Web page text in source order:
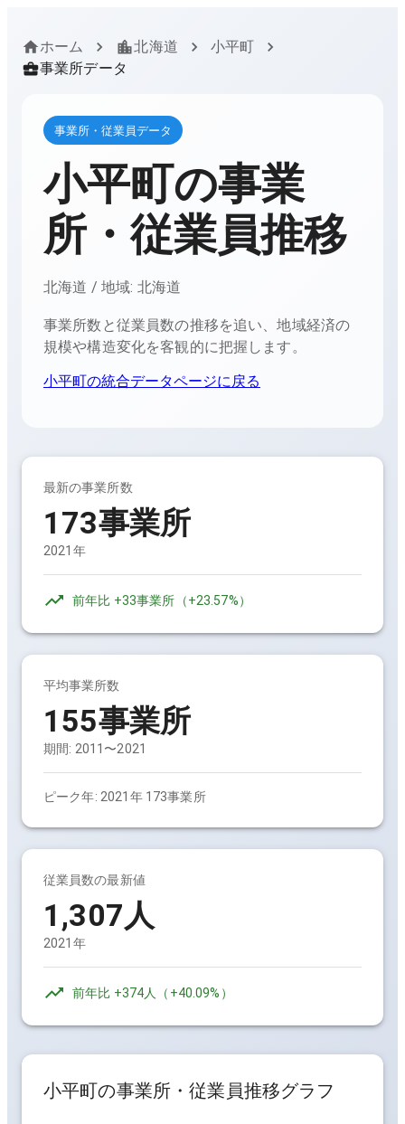
ホーム 北海道
小平町
事業所データ
事業所・従業員データ
小平町の事業
所・従業員推移
北海道 / 地域: 北海道
事業所数と従業員数の推移を追い、地域経済の
規模や構造変化を客観的に把握します。
小平町の統合データページに戻る
最新の事業所数
173事業所
2021年
前年比 +33事業所 （+23.57%）
平均事業所数
155事業所
期間: 2011〜2021
ピーク年: 2021年 173事業所
従業員数の最新値
1,307人
2021年
前年比 +374人 （ +40.09% ）
小平町の事業所・従業員推移グラフ